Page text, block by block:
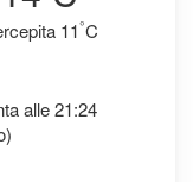
11°C
alle 21:24